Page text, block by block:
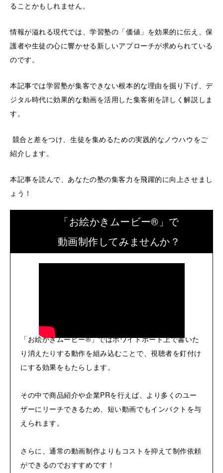
ることかもしれません。
情報が溢れる現代では、学習塾の「価値」を効果的に伝え、保
護者や生徒の心に響かせる新しいアプローチが求められている
のです。
本記事では学習塾が集客できない根本的な理由を掘り下げ、デ
ジタル時代に効果的な動画を活用した集客術を詳しく解説しま
す。
競合と差をつけ、生徒を集めるための実践的なノウハウをご
紹介します。
本記事を読んで、あなたの塾の集客力を飛躍的に向上させまし
ょう！
「お絵かきムービー®」で
動画制作してみませんか？
「お絵かきムービー®」ではホワイトボード上で書いた
り消えたりする動作を組み込むことで、視聴者を釘付け
にする効果をもたらします。
その中で商品紹介や企業PRを行えば、より多くのユー
ザーにリーチできるため、短い動画でもインパクトを与
えられます。
さらに、通常の動画制作よりもコストを抑えて制作依頼
ができるのでおすすめです！